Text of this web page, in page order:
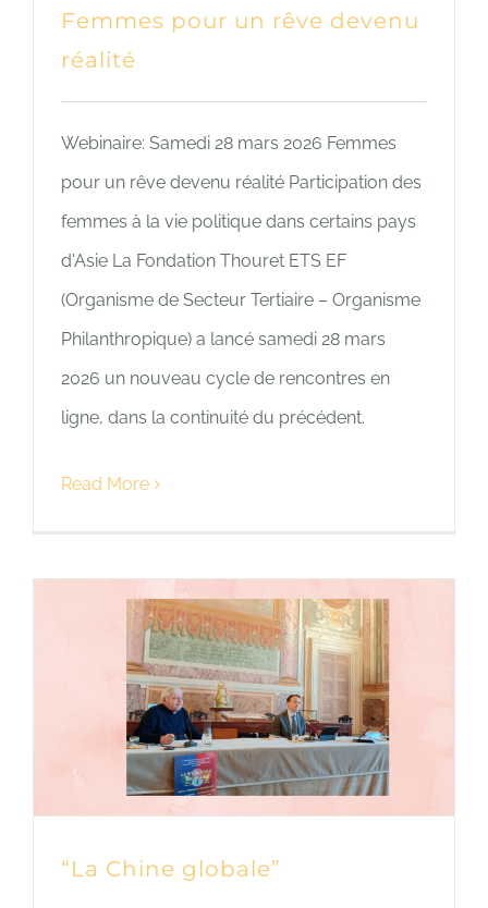
Femmes pour un rêve devenu
réalité
Webinaire: Samedi 28 mars 2026 Femmes
pour un rêve devenu réalité Participation des
femmes à la vie politique dans certains pays
d'Asie La Fondation Thouret ETS EF
(Organisme de Secteur Tertiaire – Organisme
Philanthropique) a lancé samedi 28 mars
2026 un nouveau cycle de rencontres en
ligne, dans la continuité du précédent.
Read More
“La Chine globale”